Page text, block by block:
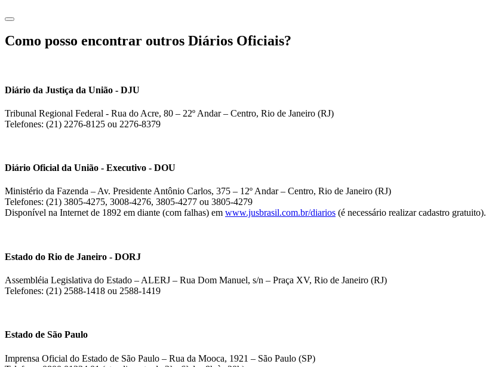
Como posso encontrar outros Diários Oficiais?
Diário da Justiça da União - DJU
Tribunal Regional Federal - Rua do Acre, 80 – 22º Andar – Centro, Rio de Janeiro (RJ)
Telefones: (21) 2276-8125 ou 2276-8379
Diário Oficial da União - Executivo - DOU
Ministério da Fazenda – Av. Presidente Antônio Carlos, 375 – 12º Andar – Centro, Rio de Janeiro (RJ)
Telefones: (21) 3805-4275, 3008-4276, 3805-4277 ou 3805-4279
Disponível na Internet de 1892 em diante (com falhas) em www.jusbrasil.com.br/diarios (é necessário realizar cadastro gratuito).
Estado do Rio de Janeiro - DORJ
Assembléia Legislativa do Estado – ALERJ – Rua Dom Manuel, s/n – Praça XV, Rio de Janeiro (RJ)
Telefones: (21) 2588-1418 ou 2588-1419
Estado de São Paulo
Imprensa Oficial do Estado de São Paulo – Rua da Mooca, 1921 – São Paulo (SP)